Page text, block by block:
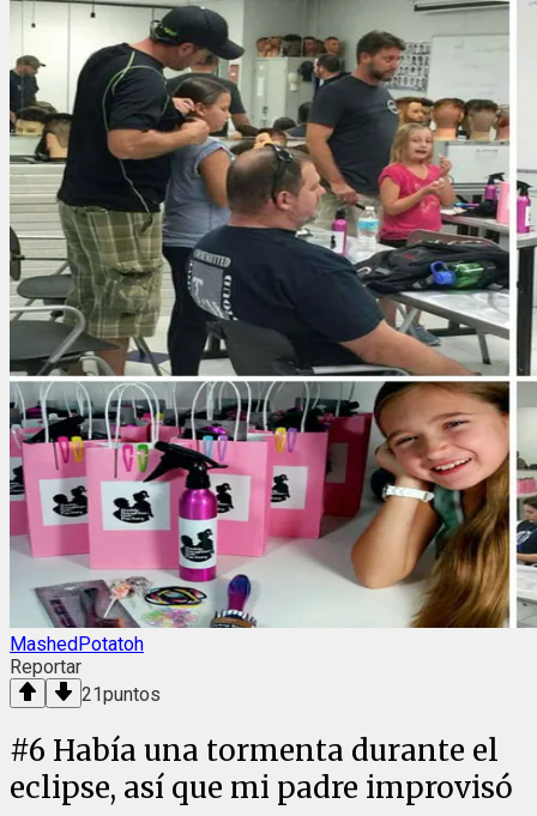
MashedPotatoh
Reportar
21puntos
#6 Había una tormenta durante el
eclipse, así que mi padre improvisó